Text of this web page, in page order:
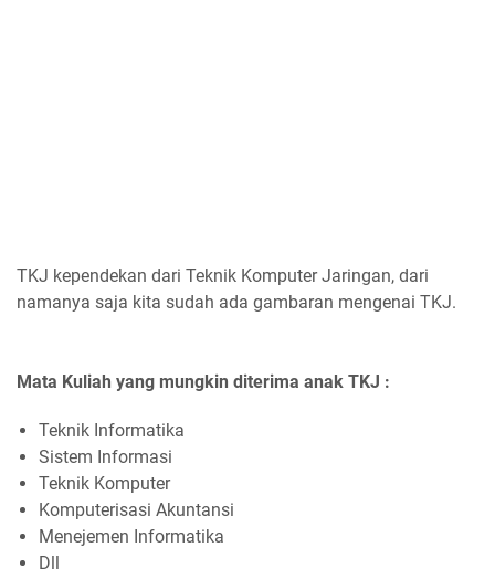
TKJ kependekan dari Teknik Komputer Jaringan, dari
namanya saja kita sudah ada gambaran mengenai TKJ.
Mata Kuliah yang mungkin diterima anak TKJ :
Teknik Informatika
Sistem Informasi
Teknik Komputer
Komputerisasi Akuntansi
Menejemen Informatika
Dll